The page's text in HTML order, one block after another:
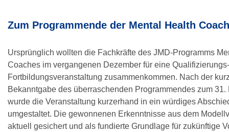
Zum Programmende der Mental Health
Ursprünglich wollten die Fachkräfte des JMD-Programms
Coaches im vergangenen Dezember für eine
Fortbildungsveranstaltung zusammenkommen. Nach der
Bekanntgabe des überraschenden Programmendes zum 31.
wurde die Veranstaltung kurzerhand in ein würdiges
umgestaltet. Die gewonnenen Erkenntnisse aus dem
aktuell gesichert und als fundierte Grundlage für zukünftige